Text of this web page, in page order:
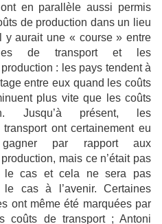
en parallèle aussi permis
de production dans un lieu
y aurait une « course » entre
de transport et les
: les pays tendent à
entre eux quand les coûts
plus vite que les coûts
Jusqu’à présent, les
ont certainement eu
par rapport aux
mais ce n’était pas
le cas et cela ne sera pas
le cas à l’avenir. Certaines
ont même été marquées par
coûts de transport ; Antoni